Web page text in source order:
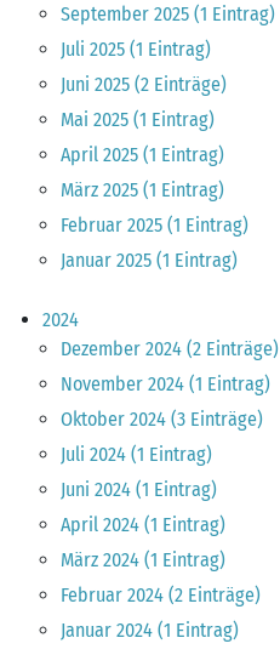
September 2025 (1 Eintrag)
Juli 2025 (1 Eintrag)
Juni 2025 (2 Einträge)
Mai 2025 (1 Eintrag)
April 2025 (1 Eintrag)
März 2025 (1 Eintrag)
Februar 2025 (1 Eintrag)
Januar 2025 (1 Eintrag)
2024
Dezember 2024 (2 Einträge)
November 2024 (1 Eintrag)
Oktober 2024 (3 Einträge)
Juli 2024 (1 Eintrag)
Juni 2024 (1 Eintrag)
April 2024 (1 Eintrag)
März 2024 (1 Eintrag)
Februar 2024 (2 Einträge)
Januar 2024 (1 Eintrag)